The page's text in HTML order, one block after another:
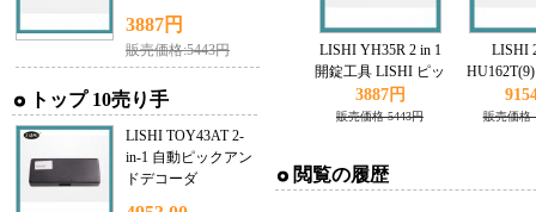
3887円
販売価格:5443円
トップ 10売り手
LISHI TOY43AT 2-
in-1 自動ピックアン
ドデコーダ
LISHI YH35R 2 in 1
開錠工具 LISHI ピッ
ク Yamaha対応
3887円
販売価格 5443円
LISHI
クとデコ
応
販売価格
閲覧の履歴